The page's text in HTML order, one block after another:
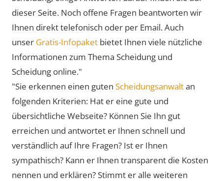
dieser Seite. Noch offene Fragen beantworten wir
Ihnen direkt telefonisch oder per Email. Auch
unser Gratis-Infopaket bietet Ihnen viele nützliche
Informationen zum Thema Scheidung und
Scheidung online."
"Sie erkennen einen guten Scheidungsanwaltan
folgenden Kriterien: Hat er eine gute und
übersichtliche Webseite? Können Sie Ihn gut
erreichen und antwortet er Ihnen schnell und
verständlich auf Ihre Fragen? Ist er Ihnen
sympathisch? Kann er Ihnen transparent die Kosten
nennen und erklären? Stimmt er alle weiteren